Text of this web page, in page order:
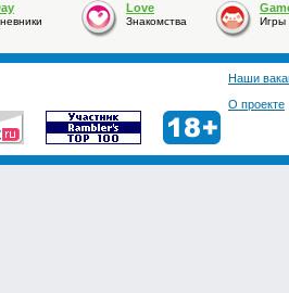
Love
Знакомства Игры
Наши
О проекте